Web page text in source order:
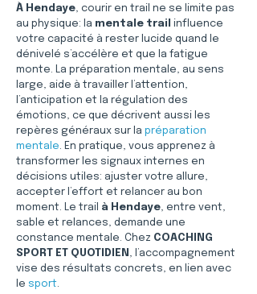
À Hendaye, courir en trail ne se limite pas
au physique: la mentale trail
influence
votre capacité à rester lucide quand le
dénivelé s’accélère et que la fatigue
monte. La préparation mentale, au sens
large, aide à travailler l’attention,
l’anticipation et la régulation des
émotions, ce que décrivent aussi les
repères généraux sur la préparation
mentale. En pratique, vous apprenez à
transformer les signaux internes en
décisions utiles: ajuster votre allure,
accepter l’effort et relancer au bon
moment. Le trail à Hendaye, entre vent,
sable et relances, demande une
constance mentale. Chez COACHING
SPORT ET QUOTIDIEN , l’accompagnement
vise des résultats concrets, en lien avec
le sport.